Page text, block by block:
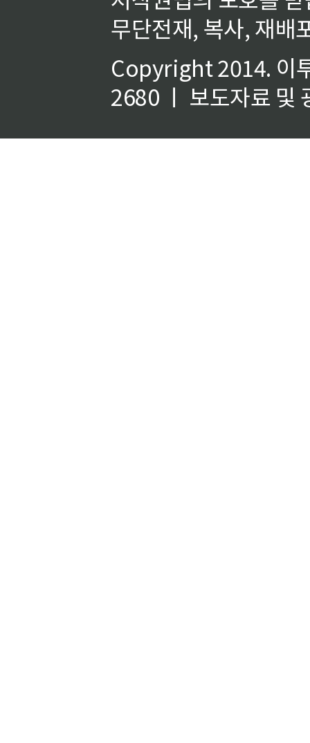
무단전재, 복사, 재배
Copyright 2014. 이
2680 ㅣ 보도자료